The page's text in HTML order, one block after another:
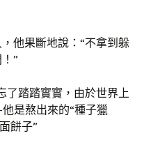
他果斷地說：“不拿到躲
”
了踏踏實實，由於世界上
是熬出來的“種子獵
餅子”